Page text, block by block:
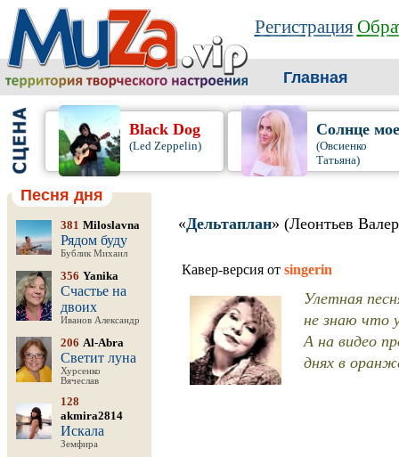
Регистрация
Главная
Black Dog
(Led Zeppelin)
Солнце
(Овсиенко
Татьяна)
Песня дня
381 Miloslavna
Рядом буду
Бублик Михаил
356 Yanika
Счастье на
двоих
Иванов Александр
206 Al-Abra
Светит луна
Хурсенко
Вячеслав
128
akmira2814
Искала
Земфира
«Дельтаплан» (Леонтьев
Кавер-версия от singerin
Улетная
не знаю что
А на видео
днях в